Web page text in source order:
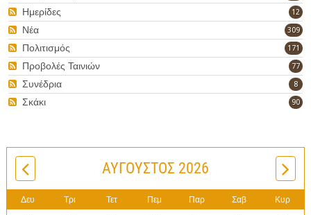
12
Ημερίδες
309
Νέα
171
Πολιτισμός
77
Προβολές Ταινιών
8
Συνέδρια
90
Σκάκι
ΑΎΓΟΥΣΤΟΣ 2026
Δευ Τρι Τετ Πεμ Παρ Σαβ Κυρ